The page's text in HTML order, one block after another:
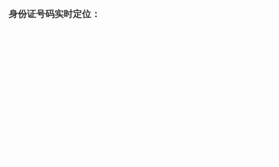
身份证号码实时定位：